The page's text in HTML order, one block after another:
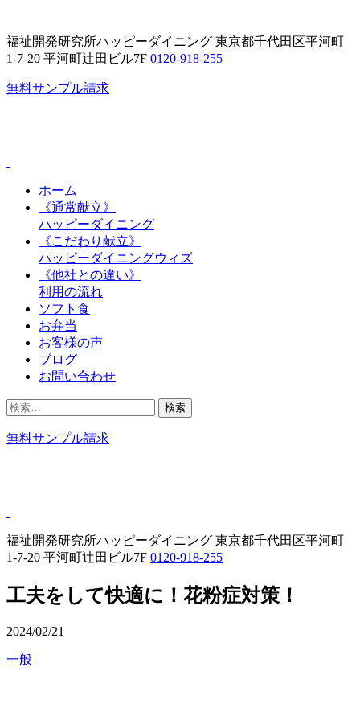
the
content
福祉開発研究所ハッピーダイニング 東京都千代田区平河町
1-7-20 平河町辻田ビル7F 0120-918-255
無料サンプル請求
ホーム
《通常献立》
ハッピーダイニング
《こだわり献立》
ハッピーダイニングウィズ
《他社との違い》
利用の流れ
ソフト食
お弁当
お客様の声
ブログ
お問い合わせ
検
無料サンプル請求
福祉開発研究所ハッピーダイニング 東京都千代田区平河町
1-7-20 平河町辻田ビル7F 0120-918-255
工夫をして快適に！花粉症対策！
2024/02/21
一般